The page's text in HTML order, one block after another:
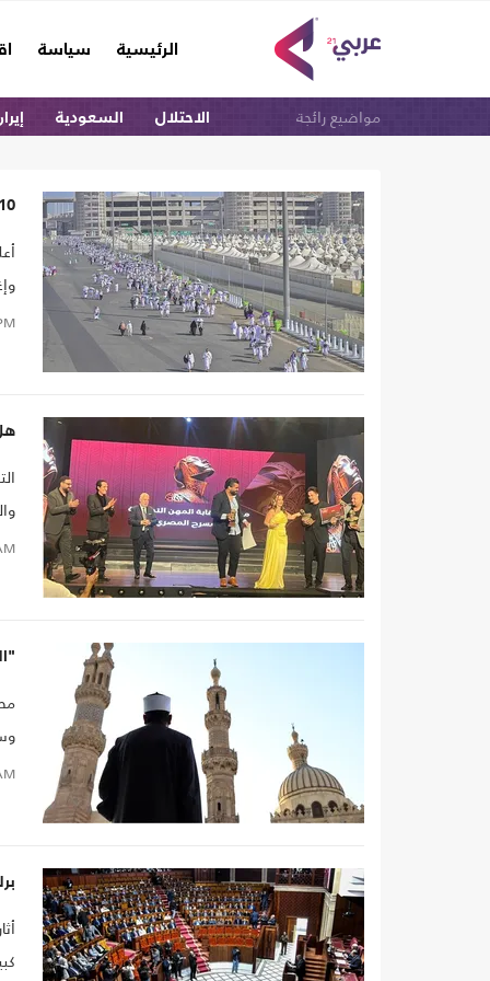
الرئيسية
(current) سياسة
مواضيع رائجة الاحتلال السعودية
10 آلاف فلسطيني حرموا من الحج خلال حرب الإبادة على غزة